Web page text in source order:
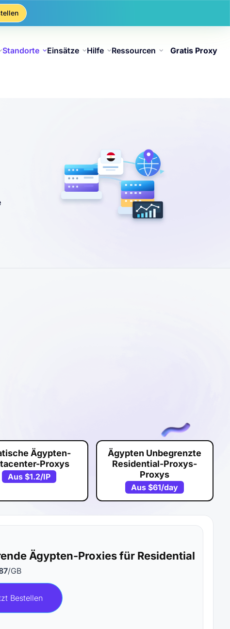
Standorte Einsätze Hilfe Ressourcen Gratis Proxy
Ägypten-
Proxys
Aus$1.2/IP
Ägypten Unbegrenzte
Residential-Proxys-
Proxys
Aus$61/day
Ägypten-Proxies für Residential
/GB
Bestellen